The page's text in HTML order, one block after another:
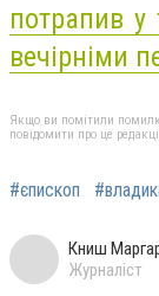
потрапив у
вечірніми
Якщо ви помітили
повідомити про це
#єпископ
Книш
Журналіст